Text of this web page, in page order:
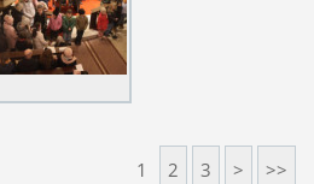
1 2 3 > >>